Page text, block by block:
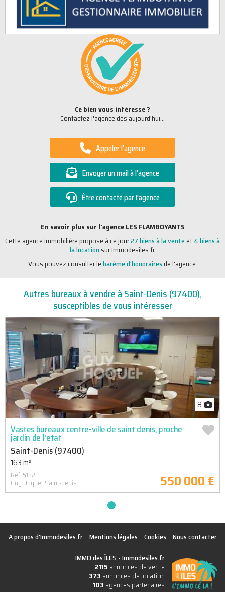
Ce bien vous intéresse ?
Contactez l'agence dès aujourd'hui...
Appeler l'agence
Envoyer un mail à l'agence
Être contacté par l'agence
En savoir plus sur l'agence LES FLAMBOYANTS
Cette agence immobilière propose à ce jour27 biens à la vente et4 biens à
la location sur Immodesiles.fr.
Vous pouvez consulter lebarème d'honoraires de l'agence.
Autres bureaux à vendre à Saint-Denis (97400),
susceptibles de vous intéresser
8
Vastes bureaux centre-ville de saint denis, proche
jardin de l'etat
Saint-Denis (97400)
163 m²
Réf. 5132
Guy Hoquet Saint-denis 550 000 €
A propos d'Immodesiles.fr Mentions légales Cookies
Nous contacter
IMMO des ÎLES -Immodesiles.fr
2115 annonces de vente
373 annonces de location
103 agences partenaires